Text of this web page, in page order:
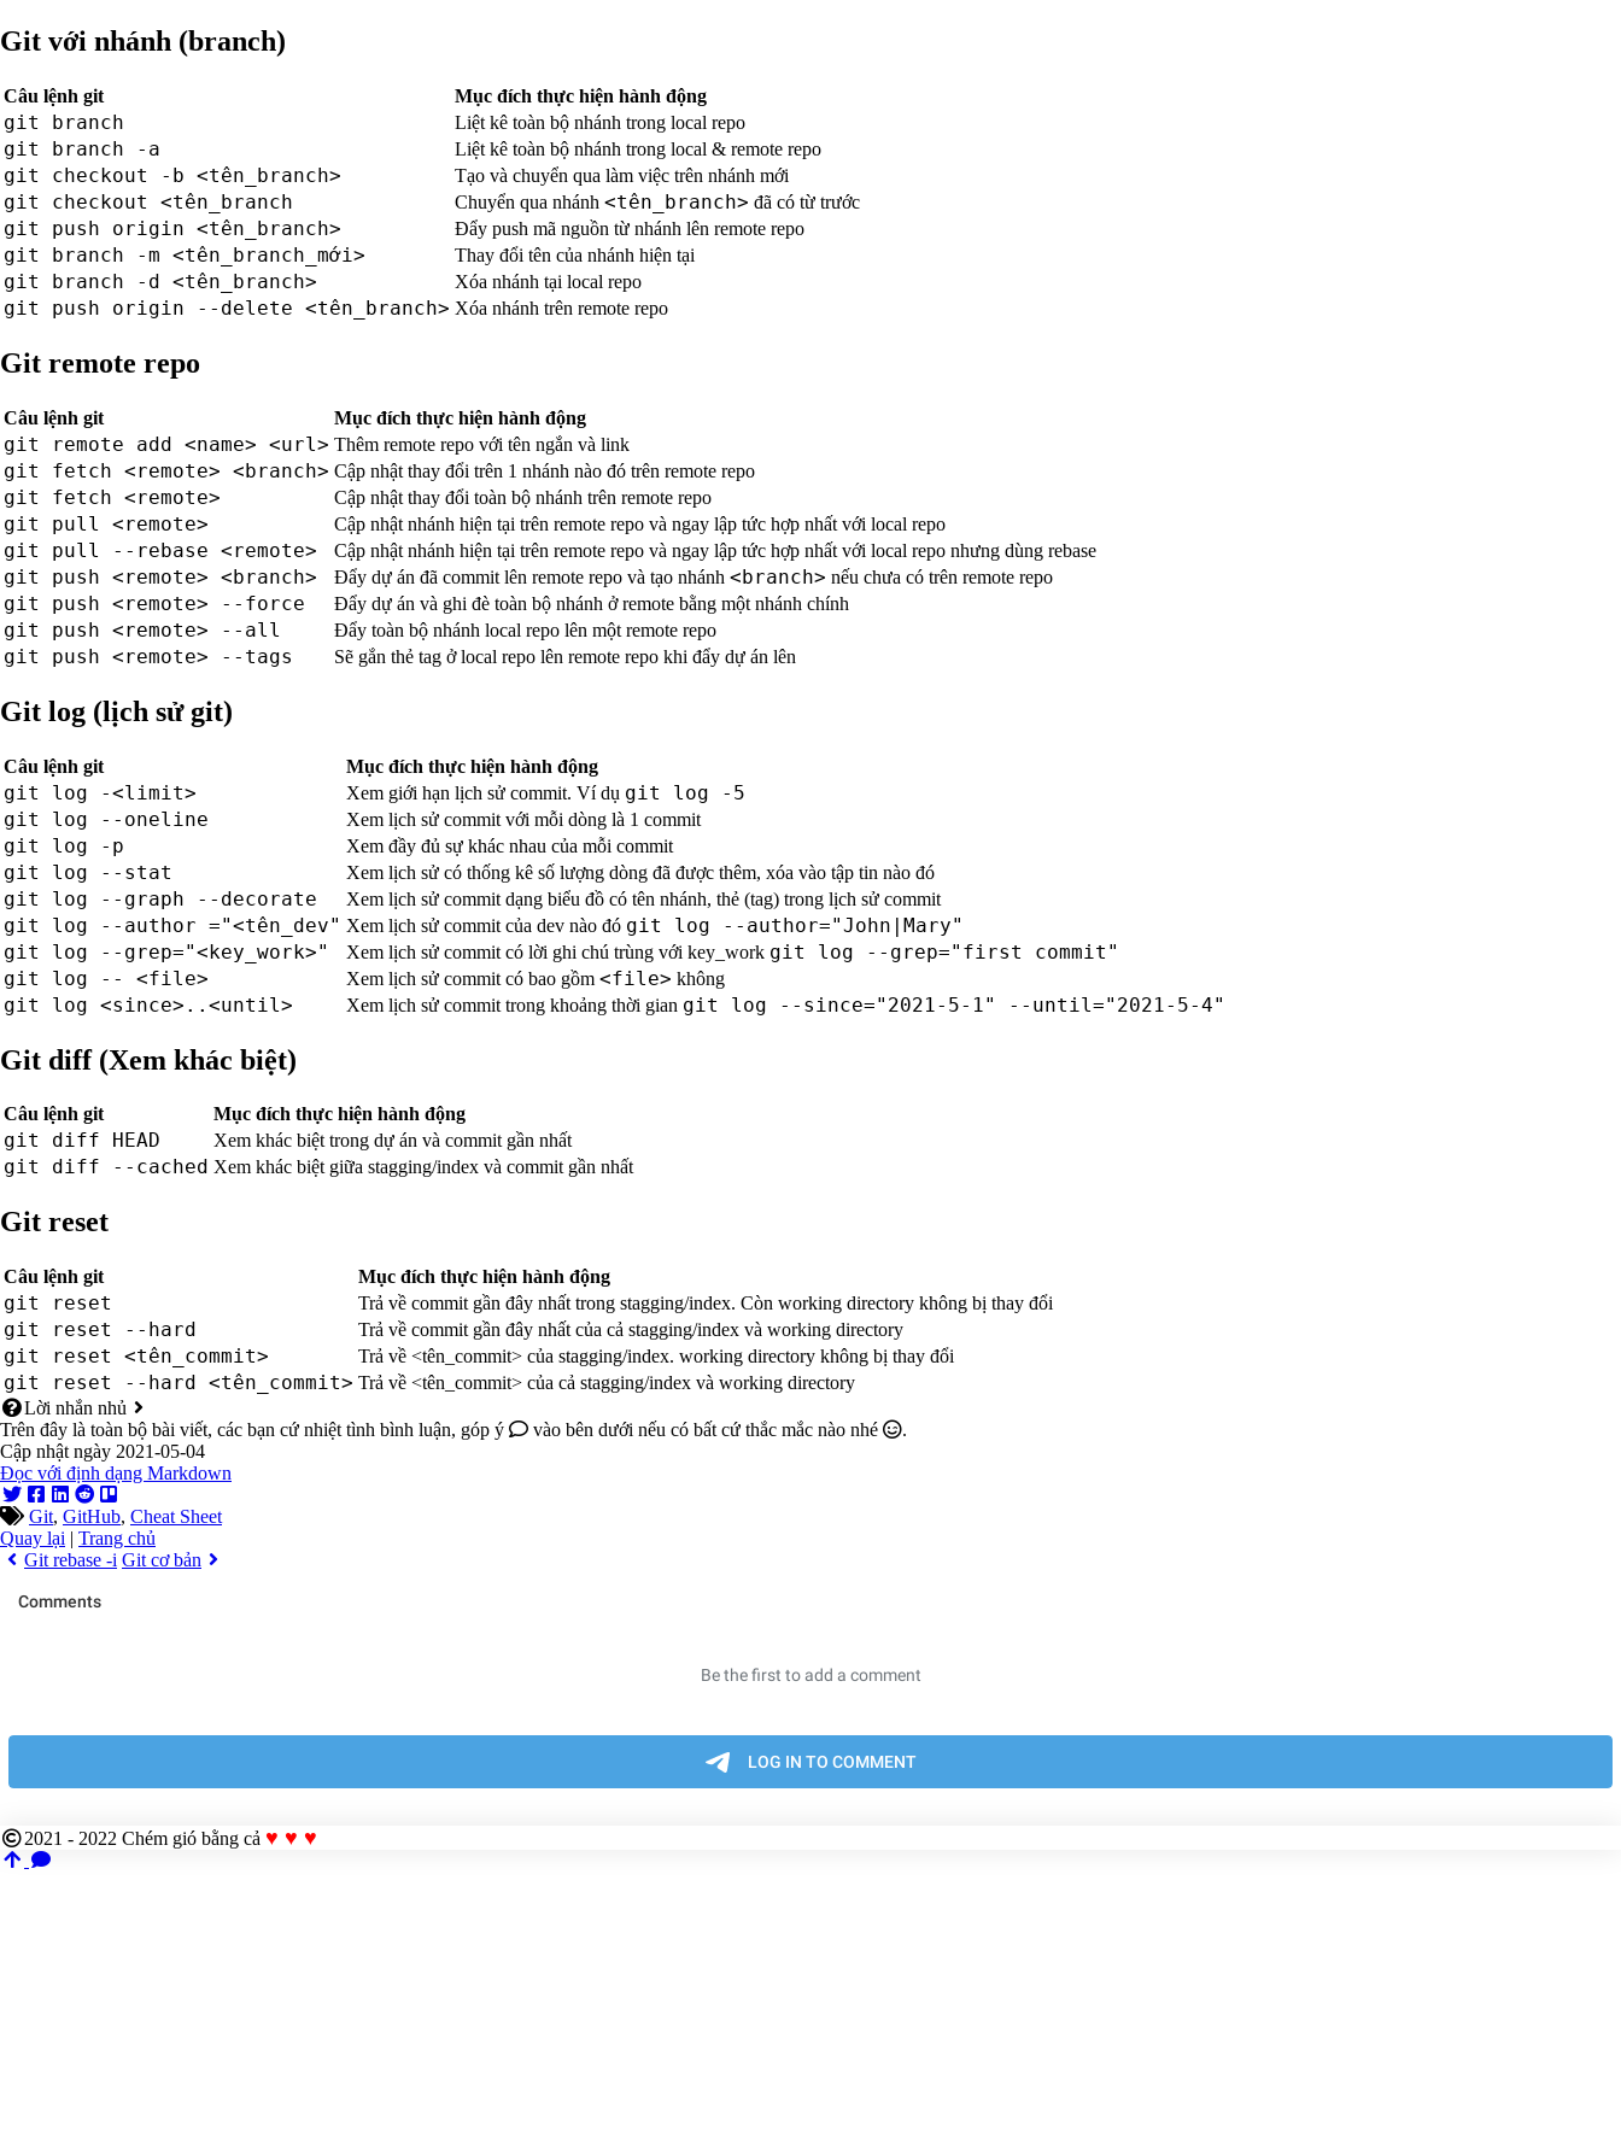
Git với nhánh (branch)
Câu lệnh git Mục đích thực hiện hành động
git branch Liệt kê toàn bộ nhánh trong local repo
git branch -a Liệt kê toàn bộ nhánh trong local & remote repo
git checkout -b <tên_branch> Tạo và chuyển qua làm việc trên nhánh mới
git checkout <tên_branch Chuyển qua nhánh <tên_branch> đã có từ trước
git push origin <tên_branch> Đẩy push mã nguồn từ nhánh lên remote repo
git branch -m <tên_branch_mới> Thay đổi tên của nhánh hiện tại
git branch -d <tên_branch> Xóa nhánh tại local repo
git push origin --delete <tên_branch> Xóa nhánh trên remote repo
Git remote repo
Câu lệnh git Mục đích thực hiện hành động
git remote add <name> <url> Thêm remote repo với tên ngắn và link
git fetch <remote> <branch> Cập nhật thay đổi trên 1 nhánh nào đó trên remote repo
git fetch <remote> Cập nhật thay đổi toàn bộ nhánh trên remote repo
git pull <remote> Cập nhật nhánh hiện tại trên remote repo và ngay lập tức hợp nhất với local repo
git pull --rebase <remote> Cập nhật nhánh hiện tại trên remote repo và ngay lập tức hợp nhất với local repo nhưng dùng rebase
git push <remote> <branch> Đẩy dự án đã commit lên remote repo và tạo nhánh <branch> nếu chưa có trên remote repo
git push <remote> --force Đẩy dự án và ghi đè toàn bộ nhánh ở remote bằng một nhánh chính
git push <remote> --all Đẩy toàn bộ nhánh local repo lên một remote repo
git push <remote> --tags Sẽ gắn thẻ tag ở local repo lên remote repo khi đẩy dự án lên
Git log (lịch sử git)
Câu lệnh git Mục đích thực hiện hành động
git log -<limit> Xem giới hạn lịch sử commit. Ví dụ git log -5
git log --oneline
Xem lịch sử commit với mỗi dòng là 1 commit
git log -p Xem đầy đủ sự khác nhau của mỗi commit
git log --stat Xem lịch sử có thống kê số lượng dòng đã được thêm, xóa vào tập tin nào đó
git log --graph --decorate Xem lịch sử commit dạng biểu đồ có tên nhánh, thẻ (tag) trong lịch sử commit
git log --author ="<tên_dev" Xem lịch sử commit của dev nào đó git log --author="John|Mary"
git log --grep="<key_work>"
Xem lịch sử commit có lời ghi chú trùng với key_work git log --grep="first commit"
git log -- <file>
Xem lịch sử commit có bao gồm <file> không
git log <since>..<until> Xem lịch sử commit trong khoảng thời gian git log --since="2021-5-1" --until="2021-5-4"
Git diff (Xem khác biệt)
Câu lệnh git Mục đích thực hiện hành động
git diff HEAD Xem khác biệt trong dự án và commit gần nhất
git diff --cached Xem khác biệt giữa stagging/index và commit gần nhất
Git reset
Câu lệnh git Mục đích thực hiện hành động
git reset Trả về commit gần đây nhất trong stagging/index. Còn working directory không bị thay đổi
git reset --hard Trả về commit gần đây nhất của cả stagging/index và working directory
git reset <tên_commit> Trả về <tên_commit> của stagging/index. working directory không bị thay đổi
git reset --hard <tên_commit> Trả về <tên_commit> của cả stagging/index và working directory
Lời nhắn nhủ
Trên đây là toàn bộ bài viết, các bạn cứ nhiệt tình bình luận, góp ý
vào bên dưới nếu có bất cứ thắc mắc nào nhé
.
Cập nhật ngày 2021-05-04
Đọc với định dạng Markdown
Git, GitHub, Cheat Sheet
Quay lại | Trang chủ
Git rebase -i Git cơ bản
2021 - 2022 Chém gió bằng cả ♥ ♥ ♥